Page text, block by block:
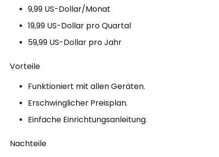
9,99 US-Dollar/Monat
19,99 US-Dollar pro Quartal
59,99 US-Dollar pro Jahr
Vorteile
Funktioniert mit allen Geräten.
Erschwinglicher Preisplan.
Einfache Einrichtungsanleitung.
Nachteile